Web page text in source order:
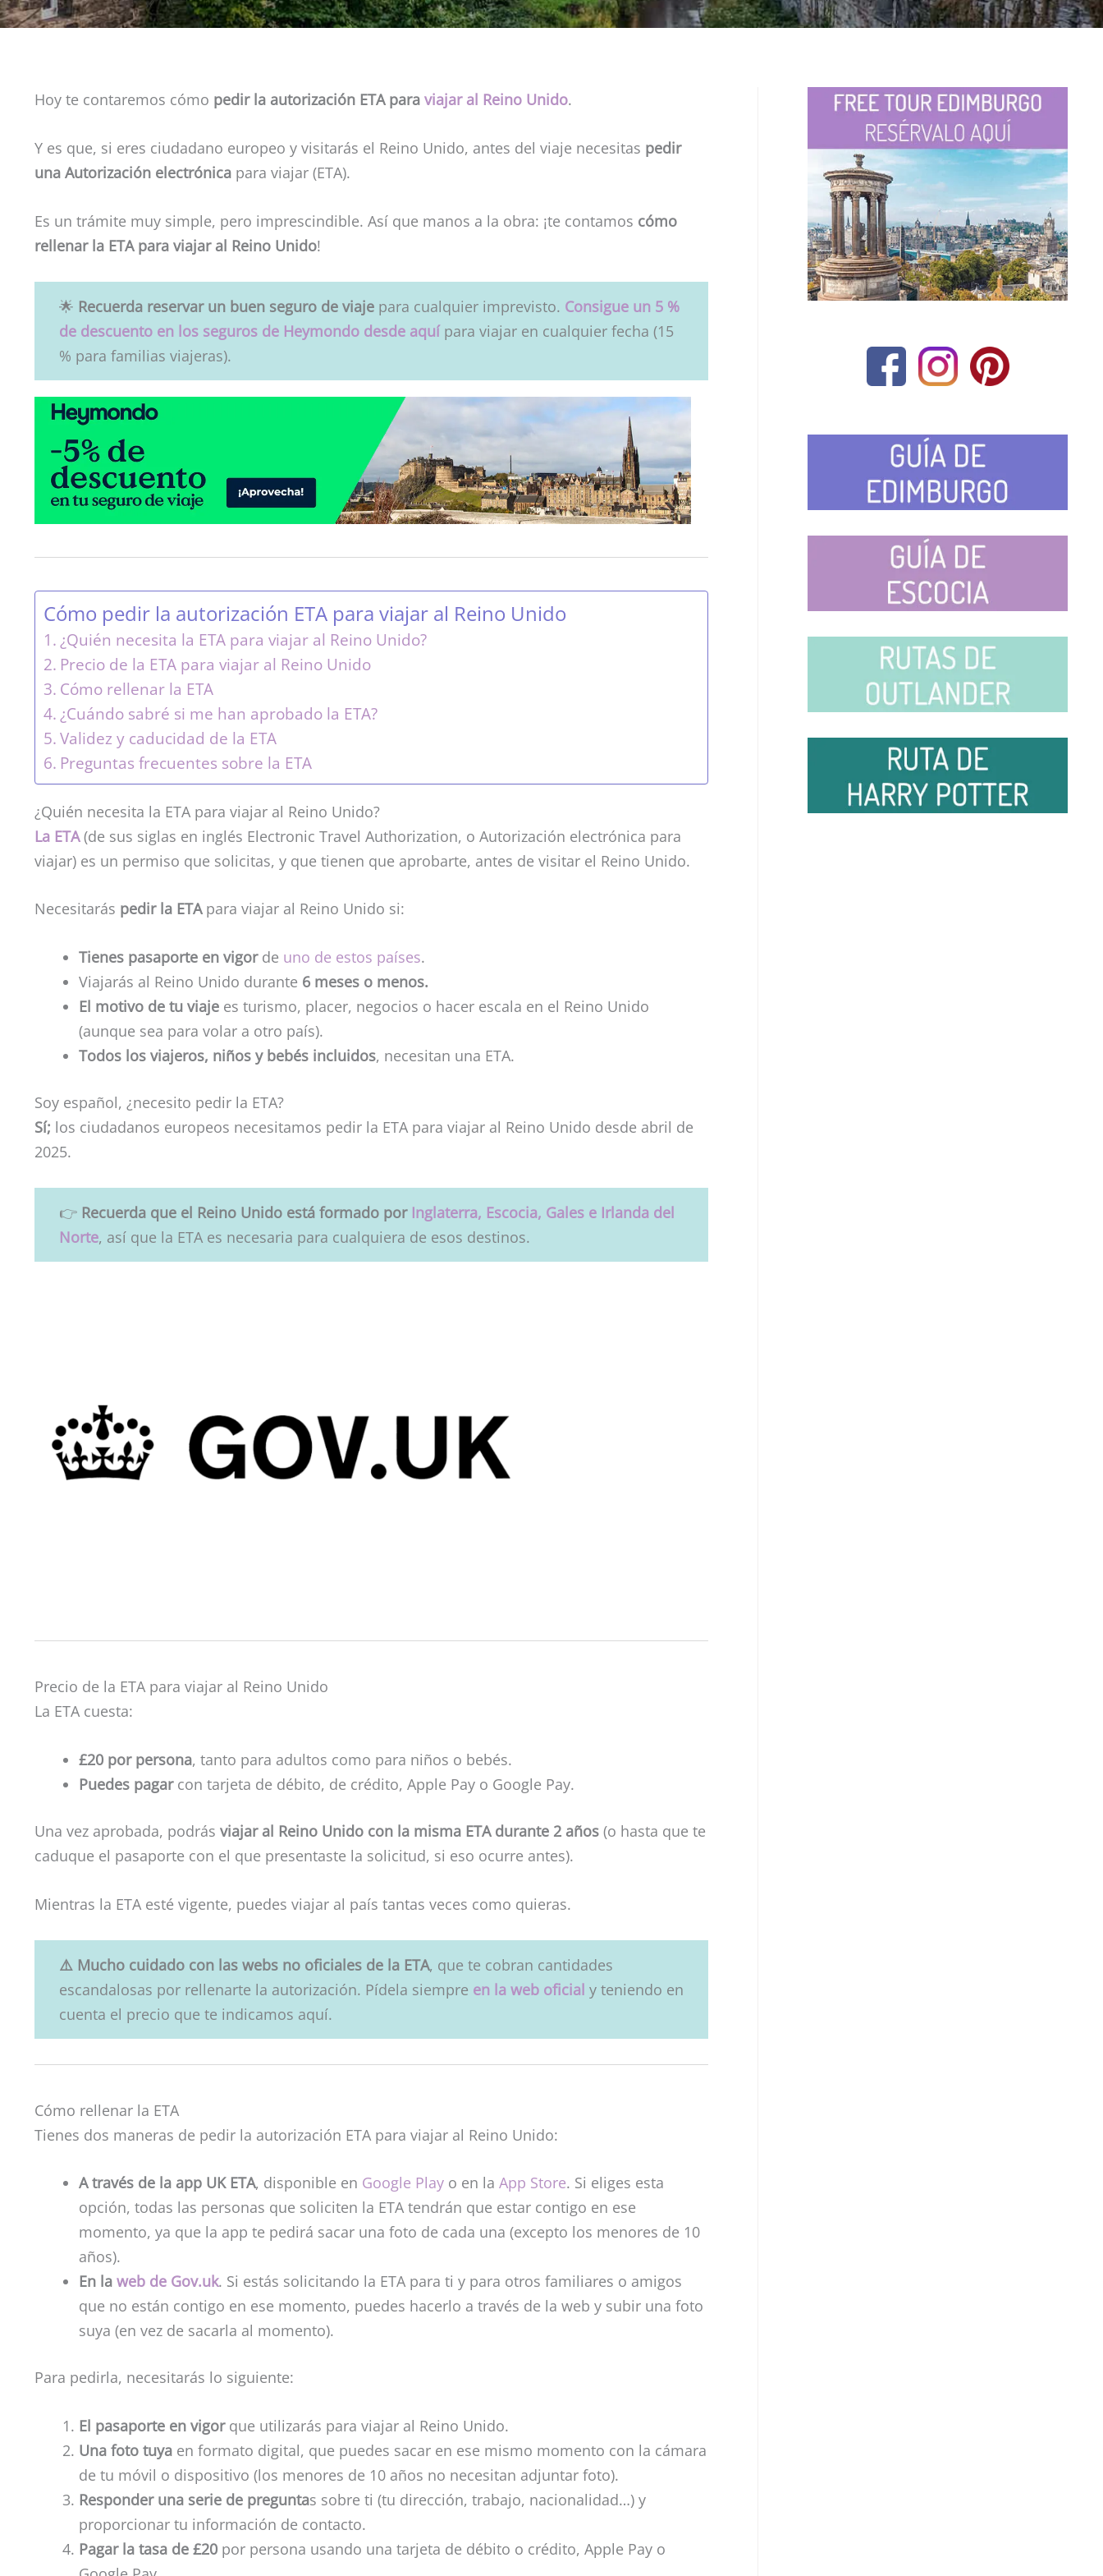
Hoy te contaremos cómo pedir la autorización ETA para viajar al Reino Unido.
Y es que, si eres ciudadano europeo y visitarás el Reino Unido, antes del viaje necesitas pedir
una Autorización electrónica para viajar (ETA).
Es un trámite muy simple, pero imprescindible. Así que manos a la obra: ¡te contamos cómo
rellenar la ETA para viajar al Reino Unido!
🌟 Recuerda reservar un buen seguro de viaje para cualquier imprevisto. Consigue un 5 %
de descuento en los seguros de Heymondo desde aquípara viajar en cualquier fecha (15
% para familias viajeras).
Cómo pedir la autorización ETA para viajar al Reino Unido
¿Quién necesita la ETA para viajar al Reino Unido?
Precio de la ETA para viajar al Reino Unido
Cómo rellenar la ETA
¿Cuándo sabré si me han aprobado la ETA?
Validez y caducidad de la ETA
Preguntas frecuentes sobre la ETA
¿Quién necesita la ETA para viajar al Reino Unido?
La ETA(de sus siglas en inglés Electronic Travel Authorization, o Autorización electrónica para
viajar) es un permiso que solicitas, y que tienen que aprobarte, antes de visitar el Reino Unido.
Necesitarás pedir la ETApara viajar al Reino Unido si:
Tienes pasaporte en vigorde uno de estos países.
Viajarás al Reino Unido durante 6 meses o menos.
El motivo de tu viaje es turismo, placer, negocios o hacer escala en el Reino Unido
(aunque sea para volar a otro país).
Todos los viajeros, niños y bebés incluidos, necesitan una ETA.
Soy español, ¿necesito pedir la ETA?
Sí; los ciudadanos europeos necesitamos pedir la ETA para viajar al Reino Unido desde abril de
2025.
👉 Recuerda que el Reino Unido está formado por Inglaterra, Escocia, Gales e Irlanda del
Norte, así que la ETA es necesaria para cualquiera de esos destinos.
Precio de la ETA para viajar al Reino Unido
La ETA cuesta:
£20 por persona, tanto para adultos como para niños o bebés.
Puedes pagarcon tarjeta de débito, de crédito, Apple Pay o Google Pay.
Una vez aprobada, podrás viajar al Reino Unido con la misma ETA durante 2 años (o hasta que te
caduque el pasaporte con el que presentaste la solicitud, si eso ocurre antes).
Mientras la ETA esté vigente, puedes viajar al país tantas veces como quieras.
⚠️ Mucho cuidado con las webs no oficiales de la ETA, que te cobran cantidades
escandalosas por rellenarte la autorización. Pídela siempre en la web oficial y teniendo en
cuenta el precio que te indicamos aquí.
Cómo rellenar la ETA
Tienes dos maneras de pedir la autorización ETA para viajar al Reino Unido:
A través de la app UK ETA, disponible en Google Play o en la App Store. Si eliges esta
opción, todas las personas que soliciten la ETA tendrán que estar contigo en ese
momento, ya que la app te pedirá sacar una foto de cada una (excepto los menores de 10
años).
En la web de Gov.uk. Si estás solicitando la ETA para ti y para otros familiares o amigos
que no están contigo en ese momento, puedes hacerlo a través de la web y subir una foto
suya (en vez de sacarla al momento).
Para pedirla, necesitarás lo siguiente:
El pasaporte en vigorque utilizarás para viajar al Reino Unido.
Una foto tuya en formato digital, que puedes sacar en ese mismo momento con la cámara
de tu móvil o dispositivo (los menores de 10 años no necesitan adjuntar foto).
Responder una serie de preguntas sobre ti (tu dirección, trabajo, nacionalidad…) y
proporcionar tu información de contacto.
Pagar la tasa de £20 por persona usando una tarjeta de débito o crédito, Apple Pay o